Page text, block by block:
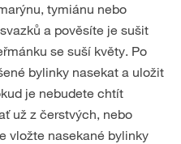
tymiánu nebo
a pověsíte je sušit
se suší květy. Po
bylinky nasekat a uložit
je nebudete chtít
už z čerstvých, nebo
vložte nasekané bylinky